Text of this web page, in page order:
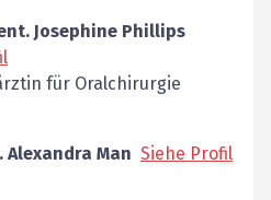
Josephine Phillips
für Oralchirurgie
Alexandra Man Siehe Profil